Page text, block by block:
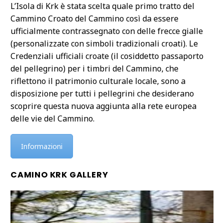
L’Isola di Krk è stata scelta quale primo tratto del
Cammino Croato del Cammino così da essere
ufficialmente contrassegnato con delle frecce gialle
(personalizzate con simboli tradizionali croati). Le
Credenziali ufficiali croate (il cosiddetto passaporto
del pellegrino) per i timbri del Cammino, che
riflettono il patrimonio culturale locale, sono a
disposizione per tutti i pellegrini che desiderano
scoprire questa nuova aggiunta alla rete europea
delle vie del Cammino.
Informazioni
CAMINO KRK GALLERY